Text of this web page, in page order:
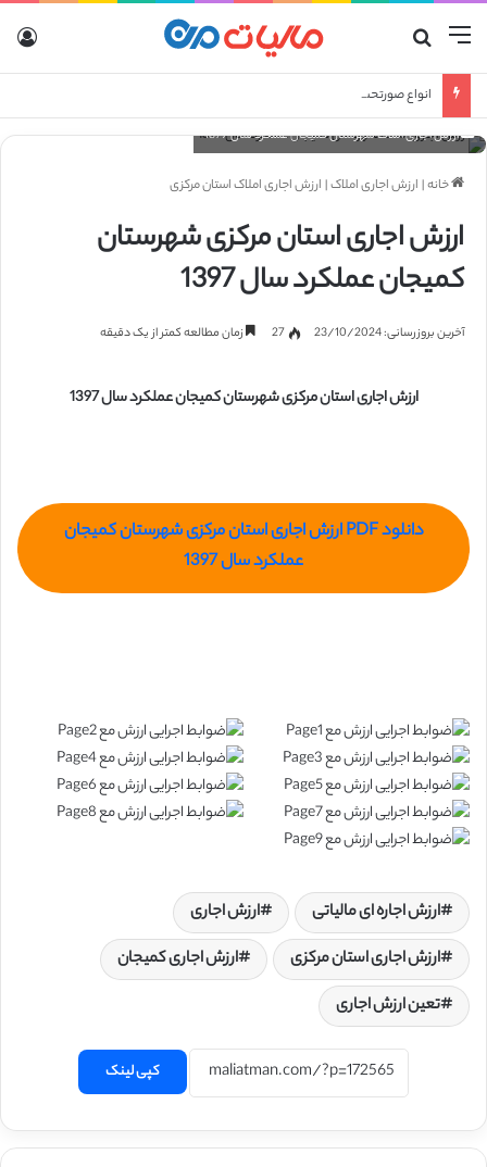
منو
انواع صورتحساب الکترونیکی
ارزش اجاری املاک شهرستان کمیجان عملکرد سال 1397
خانه| ارزش اجاری املاک| ارزش اجاری املاک استان مرکزی
ارزش اجاری استان مرکزی شهرستان
کمیجان عملکرد سال 1397
آخرین بروزرسانی: 23/10/2024 27 زمان مطالعه کمتر از یک دقیقه
ارزش اجاری استان مرکزی شهرستان کمیجان عملکرد سال 1397
دانلود PDF ارزش اجاری استان مرکزی شهرستان کمیجان
عملکرد سال 1397
ارزش اجاره ای مالیاتی
ارزش اجاری
ارزش اجاری استان مرکزی
ارزش اجاری کمیجان
تعین ارزش اجاری
کپی لینک